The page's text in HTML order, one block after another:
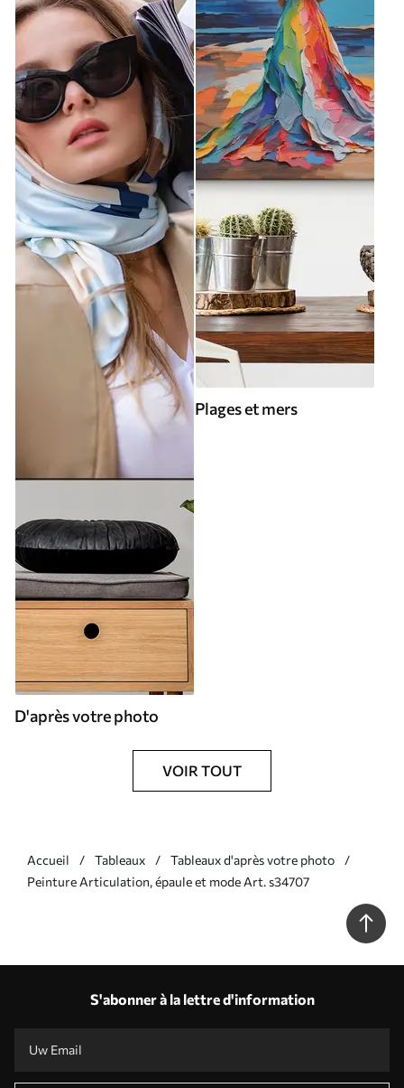
D'après votre photo
Plages et mers
VOIR TOUT
Accueil Tableaux
Tableaux d'après votre photo
Peinture Articulation, épaule et mode Art. s34707
S'abonner à la lettre d'information